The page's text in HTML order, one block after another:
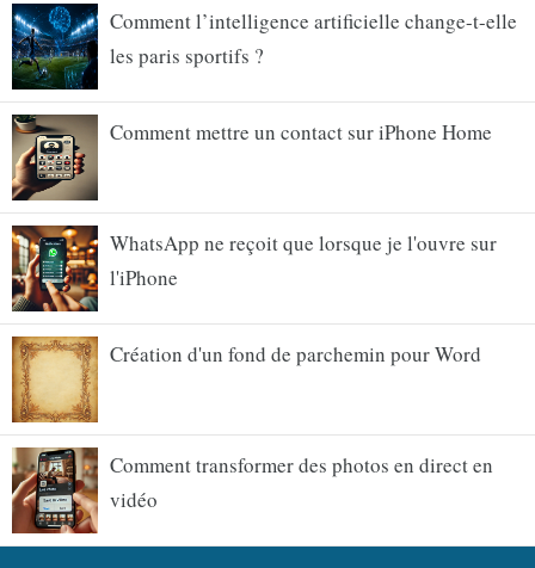
Comment l’intelligence artificielle change-t-elle
les paris sportifs ?
Comment mettre un contact sur iPhone Home
WhatsApp ne reçoit que lorsque je l'ouvre sur
l'iPhone
Création d'un fond de parchemin pour Word
Comment transformer des photos en direct en
vidéo